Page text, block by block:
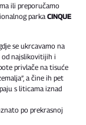
ili preporučamo
parka CINQUE
se ukrcavamo na
od najslikovitijih i
privlače na tisuće
a čine ih pet
s liticama iznad
po prekrasnoj